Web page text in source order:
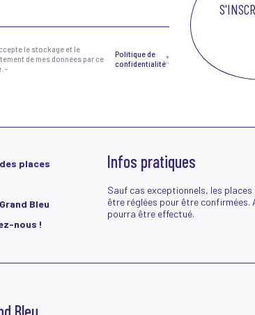
(Nécessaire)
le stockage et le
de mes données par ce
-
Politique de
confidentialité*
places
Bleu
nous !
Infos pratiques
Sauf cas exceptionnels, les
être réglées pour être confirmées.
pourra être effectué.